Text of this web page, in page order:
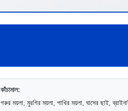
কাঁচামাল:
গরুর ময়লা, মুরগির ময়লা, পাখির ময়লা, ঘাসের ছাই,